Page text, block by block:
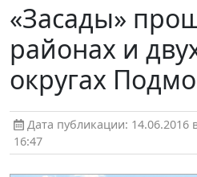
«Засады»
районах и
округах
Дата публикации: 14.06.2016
16:47